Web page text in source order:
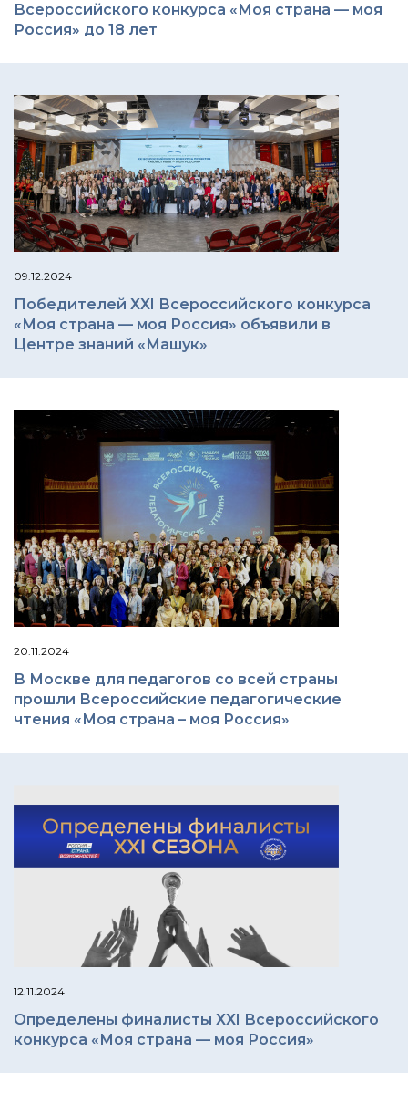
Всероссийского конкурса «Моя страна — моя
Россия» до 18 лет
09.12.2024
Победителей ХХI Всероссийского конкурса
«Моя страна — моя Россия» объявили в
Центре знаний «Машук»
20.11.2024
В Москве для педагогов со всей страны
прошли Всероссийские педагогические
чтения «Моя страна – моя Россия»
12.11.2024
Определены финалисты ХХI Всероссийского
конкурса «Моя страна — моя Россия»